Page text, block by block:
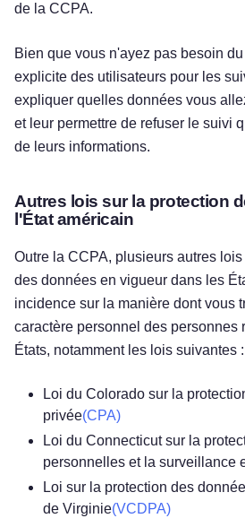
de la CCPA.
Bien que vous n'ayez pas besoin
explicite des utilisateurs pour les
expliquer quelles données vous
et leur permettre de refuser le suivi
de leurs informations.
Autres lois sur la protection
l'État américain
Outre la CCPA, plusieurs autres
des données en vigueur dans les
incidence sur la manière dont vous
caractère personnel des personnes
États, notamment les lois suivantes :
Loi du Colorado sur la
privée(CPA)
Loi du Connecticut sur la
personnelles et la surveillance
Loi sur la protection des
de Virginie(VCDPA)